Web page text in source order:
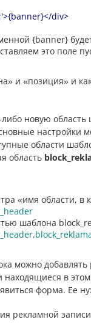
div>
{banner}
это поле
и «позиция» и
новую
настройки
области
область
«имя области, в
шаблона
можно
в
форма. Ее
рекламной